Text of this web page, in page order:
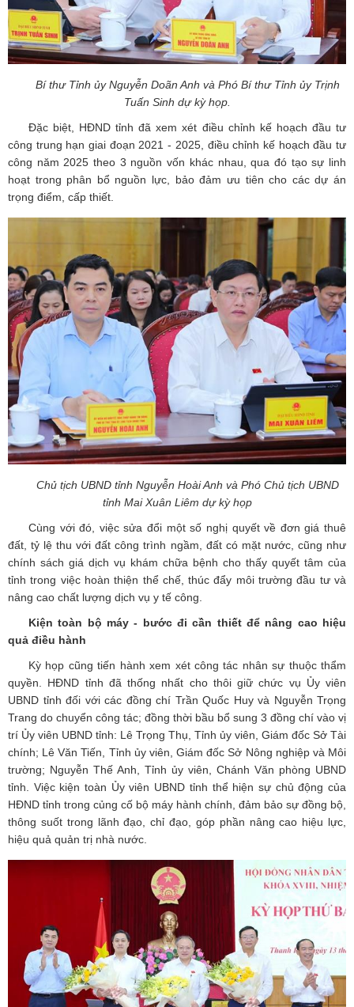
Bí thư Tỉnh ủy Nguyễn Doãn Anh và Phó Bí thư Tỉnh ủy Trịnh
Tuấn Sinh dự kỳ họp.
Đặc biệt, HĐND tỉnh đã xem xét điều chỉnh kế hoạch đầu tư
công trung hạn giai đoạn 2021 - 2025, điều chỉnh kế hoạch đầu tư
công năm 2025 theo 3 nguồn vốn khác nhau, qua đó tạo sự linh
hoạt trong phân bổ nguồn lực, bảo đảm ưu tiên cho các dự án
trọng điểm, cấp thiết.
Chủ tịch UBND tỉnh Nguyễn Hoài Anh và Phó Chủ tịch UBND
tỉnh Mai Xuân Liêm dự kỳ họp
Cùng với đó, việc sửa đổi một số nghị quyết về đơn giá thuê
đất, tỷ lệ thu với đất công trình ngầm, đất có mặt nước, cũng như
chính sách giá dịch vụ khám chữa bệnh cho thấy quyết tâm của
tỉnh trong việc hoàn thiện thể chế, thúc đẩy môi trường đầu tư và
nâng cao chất lượng dịch vụ y tế công.
Kiện toàn bộ máy - bước đi cần thiết để nâng cao hiệu
quả điều hành
Kỳ họp cũng tiến hành xem xét công tác nhân sự thuộc thẩm
quyền. HĐND tỉnh đã thống nhất cho thôi giữ chức vụ Ủy viên
UBND tỉnh đối với các đồng chí Trần Quốc Huy và Nguyễn Trọng
Trang do chuyển công tác; đồng thời bầu bổ sung 3 đồng chí vào vị
trí Ủy viên UBND tỉnh: Lê Trọng Thụ, Tỉnh ủy viên, Giám đốc Sở Tài
chính; Lê Văn Tiến, Tỉnh ủy viên, Giám đốc Sở Nông nghiệp và Môi
trường; Nguyễn Thế Anh, Tỉnh ủy viên, Chánh Văn phòng UBND
tỉnh. Việc kiện toàn Ủy viên UBND tỉnh thể hiện sự chủ động của
HĐND tỉnh trong củng cố bộ máy hành chính, đảm bảo sự đồng bộ,
thông suốt trong lãnh đạo, chỉ đạo, góp phần nâng cao hiệu lực,
hiệu quả quản trị nhà nước.